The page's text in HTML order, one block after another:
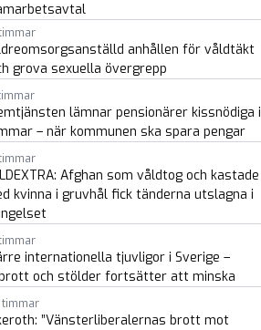
anhållen för våldtäkt
grova sexuella övergrepp
lämnar pensionärer kissnödiga i
– när kommunen ska spara pengar
Afghan som våldtog och kastade
kvinna i gruvhål fick tänderna utslagna i
internationella tjuvligor i Sverige –
och stölder fortsätter att minska
timmar
”Vänsterliberalernas brott mot